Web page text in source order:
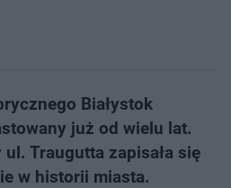
Białystok
już od wielu lat.
Traugutta zapisała się
w historii miasta.